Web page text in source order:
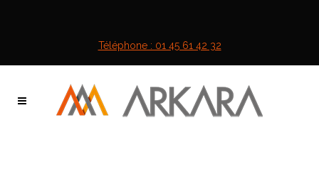
Téléphone : 01 45 61 42 32